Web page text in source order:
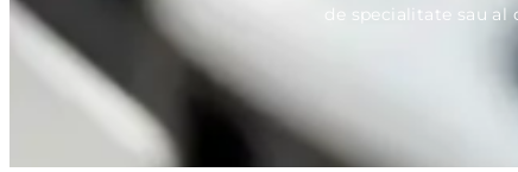
de specialitate sau